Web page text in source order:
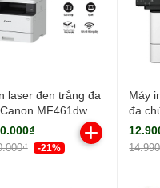
laser đen trắng đa
MF461dw
-21%
Máy
đa